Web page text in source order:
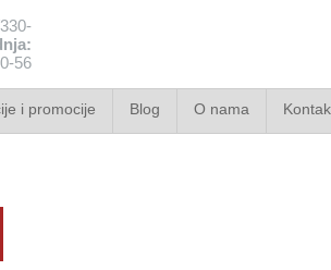
56
i promocije Blog O nama